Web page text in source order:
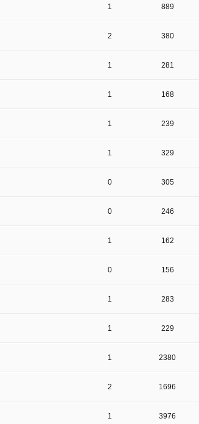
1 889
2 380
1 281
1 168
1 239
1 329
0 305
0 246
1 162
0 156
1 283
1 229
1 2380
2 1696
1 3976